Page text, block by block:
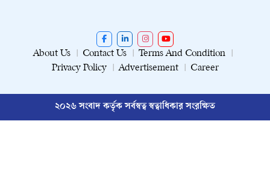
About Us Contact Us
Terms And Condition
Privacy Policy
Advertisement Career
২০২৬ সংবাদ কর্তৃক সর্বস্বত্ব স্বত্বাধিকার সংরক্ষিত